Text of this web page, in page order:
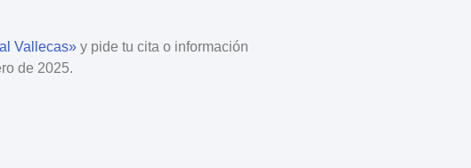
Vallecas» y pide tu cita o información
de 2025.